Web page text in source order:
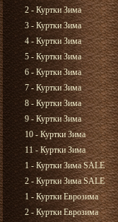
2 - Куртки Зима
3 - Куртки Зима
4 - Куртки Зима
5 - Куртки Зима
6 - Куртки Зима
7 - Куртки Зима
8 - Куртки Зима
9 - Куртки Зима
10 - Куртки Зима
11 - Куртки Зима
1 - Куртки Зима SALE
2 - Куртки Зима SALE
1 - Куртки Еврозима
2 - Куртки Еврозима